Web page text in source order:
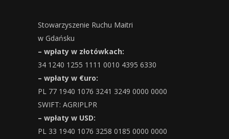
Stowarzyszenie Ruchu Maitri
w Gdańsku
– wpłaty w złotówkach:
34 1240 1255 1111 0010 4395 6330
– wpłaty w €uro:
PL 77 1940 1076 3241 3249 0000 0000
SWIFT: AGRIPLPR
– wpłaty w USD:
PL 33 1940 1076 3258 0185 0000 0000